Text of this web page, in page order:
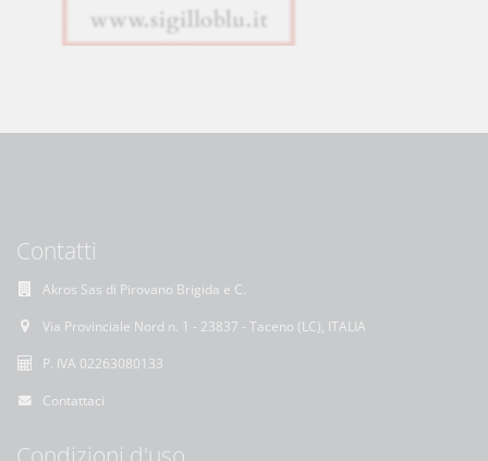
Contatti
Akros Sas di Pirovano Brigida e C.
Via Provinciale Nord n. 1 - 23837 - Taceno (LC), ITALIA
P. IVA 02263080133
Contattaci
Condizioni d'uso